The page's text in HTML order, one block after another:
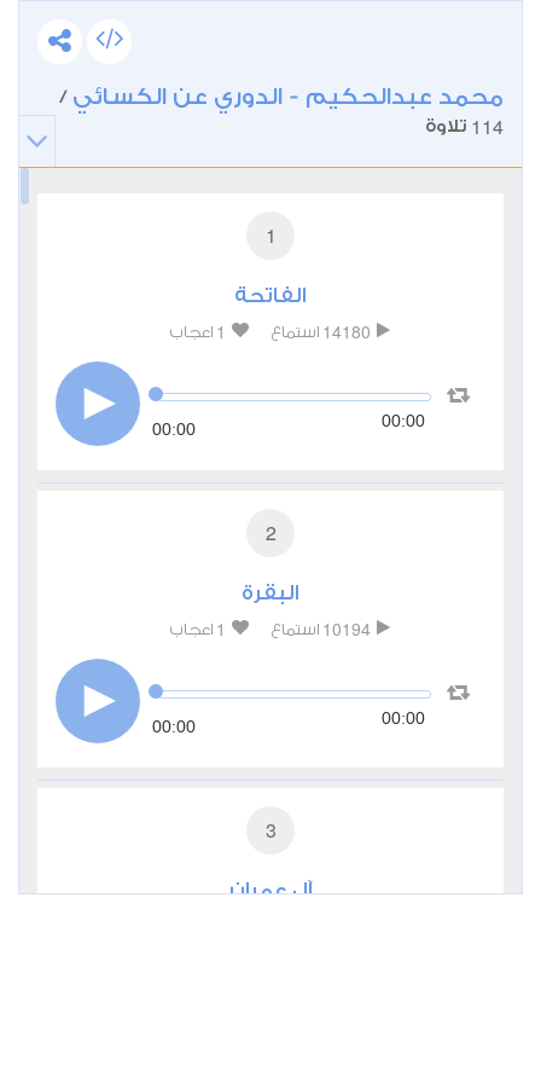
محمد عبدالحكيم - الدوري عن الكسائي /
114 تلاوة
1
الفاتحة
14180 استماع 1 اعجاب
00:00 00:00
2
البقرة
10194 استماع 1 اعجاب
00:00 00:00
3
آل عمران